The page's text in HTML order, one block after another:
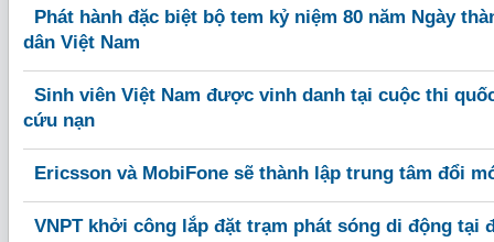
Phát hành đặc biệt bộ tem kỷ niệm 80 năm Ngày
dân Việt Nam
Sinh viên Việt Nam được vinh danh tại cuộc thi
cứu nạn
Ericsson và MobiFone sẽ thành lập trung tâm đổi
VNPT khởi công lắp đặt trạm phát sóng di động tại